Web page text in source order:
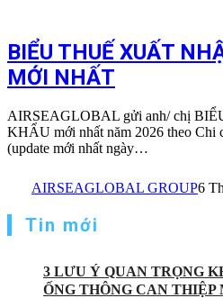
BIỂU THUẾ XUẤT
MỚI NHẤT
AIRSEAGLOBAL gửi anh/ chị
KHẨU mới nhất năm 2026 theo
(update mới nhất ngày…
AIRSEAGLOBAL GROUP6
Tin mới
3 LƯU Ý QUAN TRỌNG
ỐNG THÔNG CAN